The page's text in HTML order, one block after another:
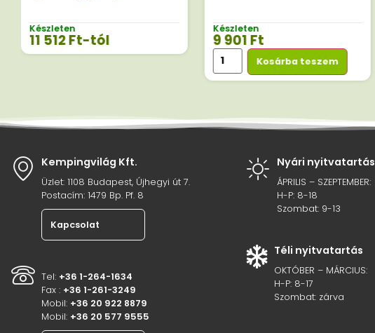
Készleten
11 512Ft-tól
Készleten
9 901Ft
Kosárba teszem
Kempingvilág Kft.
Üzlet: 1108 Budapest, Újhegyi út 7.
Postacím: 1479 Bp. Pf. 8
Kapcsolat
Tel: +36 1-264-1634
Fax : +36 1-261-3249
Mobil: +36 20 922 8879
Mobil: +36 20 577 9555
Nyári nyitvatartás
ÁPRILIS – SZEPTEMBER:
H-P: 8-18
Szombat: 9-13
Téli nyitvatartás
OKTÓBER – MÁRCIUS:
H-P: 8-17
Szombat: zárva